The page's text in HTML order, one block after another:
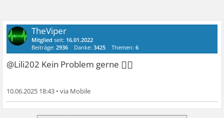
TheViper
Mitglied seit: 16.01.2022
Beiträge:2936 Danke:3425 Themen:6
@Lili202 Kein Problem gerne ✌🏻
10.06.2025 18:43 •